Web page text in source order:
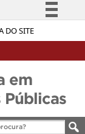
DO SITE
em